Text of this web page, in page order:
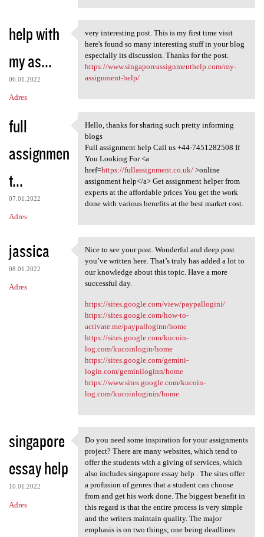
help with
my as...
06.01.2022
Adres
​very interesting post. This
​very interesting post. This is my first time visit
here's found so many interesting stuff in your blog
especially its discussion. Thanks for the post.
https://www.singaporeassignmenthelp.com/my-
assignment-help/
full
assignmen
t...
07.01.2022
Adres
Hello, thanks for sharing
Hello, thanks for sharing such pretty informing
blogs
Full assignment help Call us +44-7451282508 If
You Looking For <a
href=https://fullassignment.co.uk/>online
assignment help</a> Get assignment helper from
experts at the affordable prices You get the work
done with various benefits at the best market cost.
jassica
08.01.2022
Adres
Nice to see your post.
Nice to see your post. Wonderful and deep post
you’ve written here. That’s truly has added a lot to
our knowledge about this topic. Have a more
successful day.
https://sites.google.com/view/paypallogini/
https://sites.google.com/how-to-
activate.me/paypalloginn/home
https://sites.google.com/kucoin-
log.com/kucoinlogin/home
https://sites.google.com/gemini-
login.com/geminiloginn/home
https://www.sites.google.com/kucoin-
log.com/kucoinloginin/home
singapore
essay help
10.01.2022
Adres
Do you need some inspiration
Do you need some inspiration for your assignments
project? There are many websites, which tend to
offer the students with a giving of services, which
also includes singapore essay help . The sites offer
a profusion of genres that a student can choose
from and get his work done. The biggest benefit in
this regard is that the entire process is very simple
and the writers maintain quality. The major
emphasis is on two things; one being deadlines